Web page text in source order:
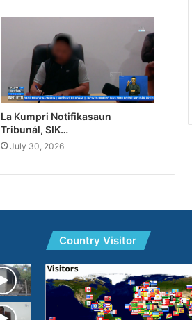
La Kumpri Notifikasaun
Tribunál, SIK…
July 30, 2026
Country Visitor